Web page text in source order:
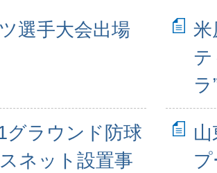
選手大会出場
米
テ
ラ
グラウンド防球
ネット設置事